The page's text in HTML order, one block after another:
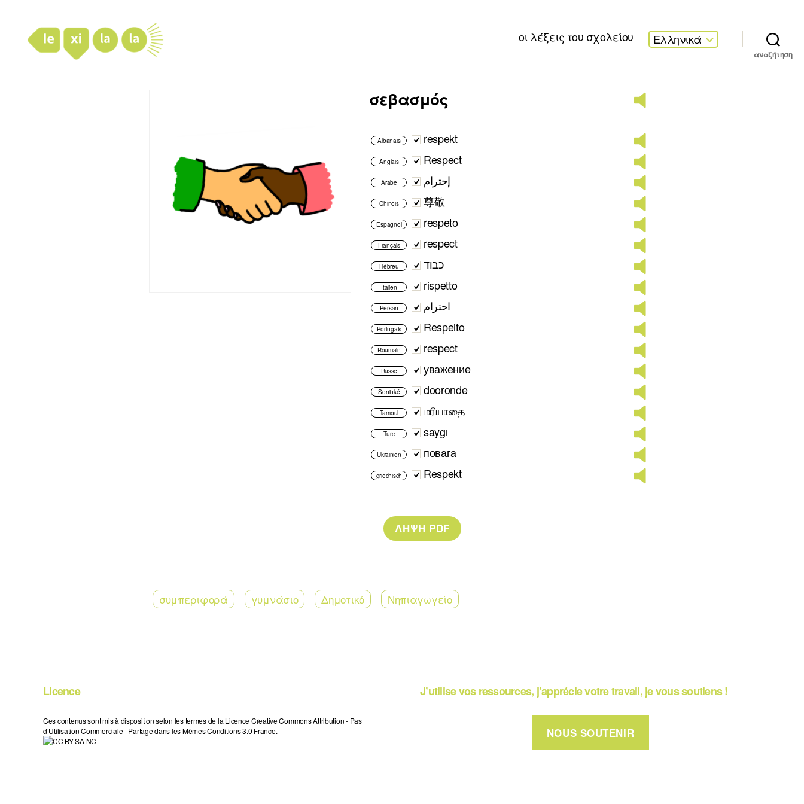
οι λέξεις του σχολείου Ελληνικά
αναζήτηση
σεβασμός
Albanais respekt
Anglais Respect
Arabe إحترام
Chinois 尊敬
Espagnol respeto
Français respect
Hébreu כבוד
Italien rispetto
Persan احترام
Portugais Respeito
Roumain respect
Russe уважение
Soninké dooronde
Tamoul மரியாதை
Turc saygı
Ukrainien повага
griechisch Respekt
συμπεριφορά γυμνάσιο Δημοτικό Νηπιαγωγείο
Licence
Ces contenus sont mis à disposition selon les termes de la Licence Creative Commons Attribution - Pas
d’Utilisation Commerciale - Partage dans les Mêmes Conditions 3.0 France.
J’utilise vos ressources, j’apprécie votre travail, je vous soutiens !
NOUS SOUTENIR